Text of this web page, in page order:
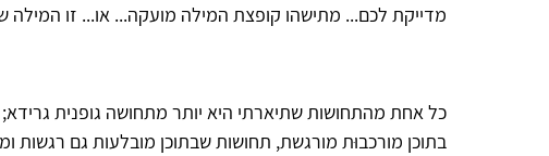
מדייקת לכם... מתישהו קופצת המילה מועקה... או... זו
כל אחת מהתחושות שתיארתי היא יותר מתחושה גופנית גרידא;
בתוכן מורכבוּת מורגשת, תחושות שבתוכן מובלעות גם רגשות